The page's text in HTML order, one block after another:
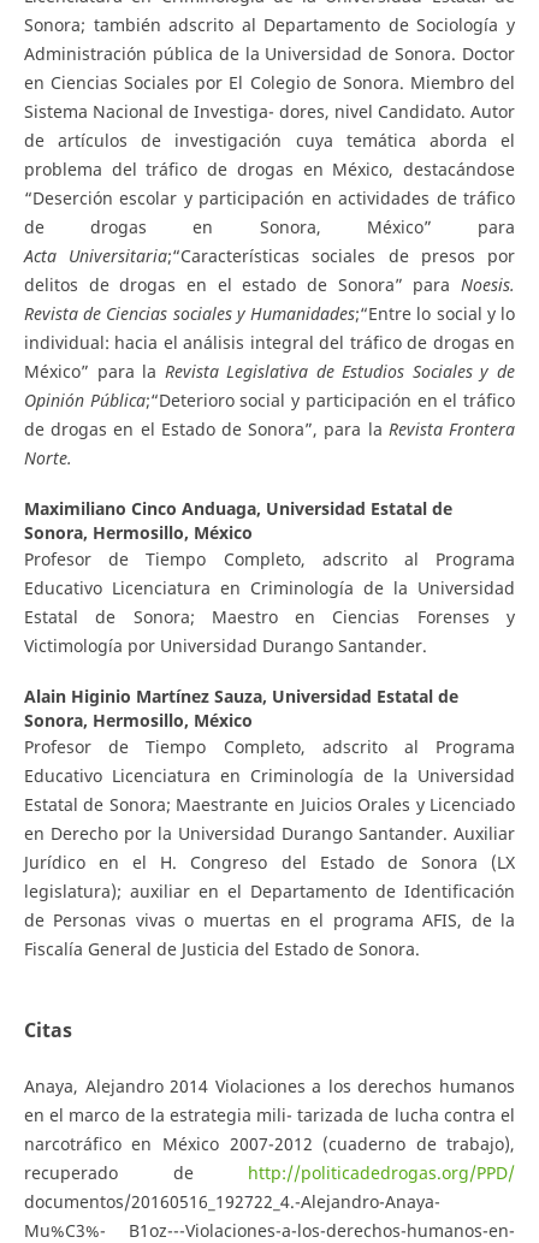
Sonora; también adscrito al Departamento de Sociología y
Administración pública de la Universidad de Sonora. Doctor
en Ciencias Sociales por El Colegio de Sonora. Miembro del
Sistema Nacional de Investiga- dores, nivel Candidato. Autor
de artículos de investigación cuya temática aborda el
problema del tráfico de drogas en México, destacándose
“Deserción escolar y participación en actividades de tráfico
de drogas en Sonora, México” para
Acta Universitaria;“Características sociales de presos por
delitos de drogas en el estado de Sonora” paraNoesis.
Revista de Ciencias sociales y Humanidades;“Entre lo social y lo
individual: hacia el análisis integral del tráfico de drogas en
México” para la Revista Legislativa de Estudios Sociales y de
Opinión Pública;“Deterioro social y participación en el tráfico
de drogas en el Estado de Sonora”, para la Revista Frontera
Norte.
Maximiliano Cinco Anduaga, Universidad Estatal de
Sonora, Hermosillo, México
Profesor de Tiempo Completo, adscrito al Programa
Educativo Licenciatura en Criminología de la Universidad
Estatal de Sonora; Maestro en Ciencias Forenses y
Victimología por Universidad Durango Santander.
Alain Higinio Martínez Sauza, Universidad Estatal de
Sonora, Hermosillo, México
Profesor de Tiempo Completo, adscrito al Programa
Educativo Licenciatura en Criminología de la Universidad
Estatal de Sonora; Maestrante en Juicios Orales y Licenciado
en Derecho por la Universidad Durango Santander. Auxiliar
Jurídico en el H. Congreso del Estado de Sonora (LX
legislatura); auxiliar en el Departamento de Identificación
de Personas vivas o muertas en el programa AFIS, de la
Fiscalía General de Justicia del Estado de Sonora.
Citas
Anaya, Alejandro 2014 Violaciones a los derechos humanos
en el marco de la estrategia mili- tarizada de lucha contra el
narcotráfico en México 2007-2012 (cuaderno de trabajo),
recuperado de http://politicadedrogas.org/PPD/
documentos/20160516_192722_4.-Alejandro-Anaya-
Mu%C3%- B1oz---Violaciones-a-los-derechos-humanos-en-